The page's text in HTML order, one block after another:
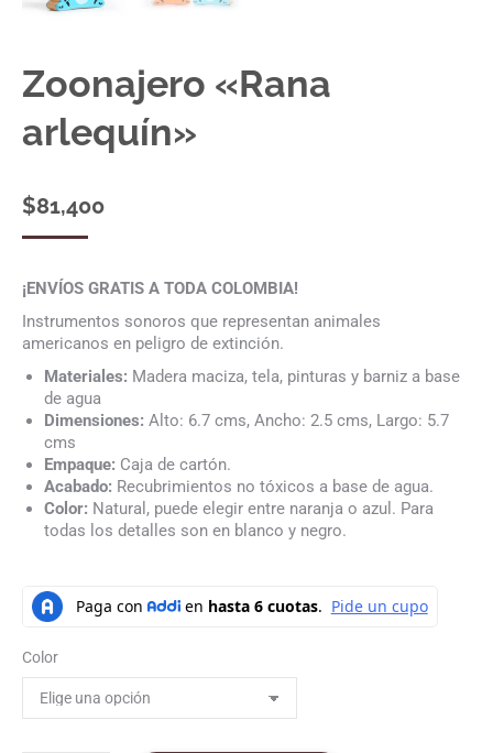
Zoonajero «Rana
arlequín»
$81,400
¡ENVÍOS GRATIS A TODA COLOMBIA!
Instrumentos sonoros que representan animales
americanos en peligro de extinción.
Materiales: Madera maciza, tela, pinturas y barniz a base
de agua
Dimensiones: Alto: 6.7 cms, Ancho: 2.5 cms, Largo: 5.7
cms
Empaque: Caja de cartón.
Acabado: Recubrimientos no tóxicos a base de agua.
Color: Natural, puede elegir entre naranja o azul. Para
todas los detalles son en blanco y negro.
Color